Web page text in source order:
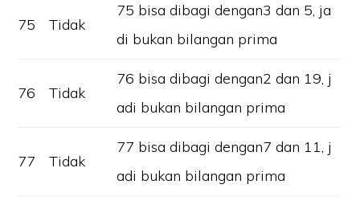
75 Tidak
75 bisa dibagi dengan3 dan 5, ja
di bukan bilangan prima
76 Tidak
76 bisa dibagi dengan2 dan 19, j
adi bukan bilangan prima
77 Tidak
77 bisa dibagi dengan7 dan 11, j
adi bukan bilangan prima